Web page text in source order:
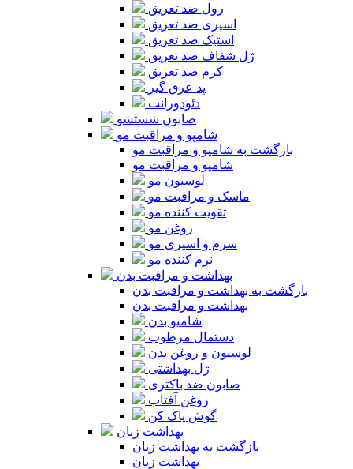
رول ضد تعریق
اسپری ضد تعریق
استیک ضد تعریق
ژل شفاف ضد تعریق
کرم ضد تعریق
پد عرق گیر
دئودورانت
صابون شستشو
شامپو و مراقبت مو
بازگشت به شامپو و مراقبت مو
شامپو و مراقبت مو
لوسیون مو
ماسک و مراقبت مو
تقویت کننده مو
روغن مو
سرم و اسپری مو
نرم کننده مو
بهداشت و مراقبت بدن
بازگشت به بهداشت و مراقبت بدن
بهداشت و مراقبت بدن
شامپو بدن
دستمال مرطوب
لوسیون و روغن بدن
ژل بهداشتی
صابون ضد باکتری
روغن آفتاب
گوش پاک کن
بهداشت زنان
بازگشت به بهداشت زنان
بهداشت زنان